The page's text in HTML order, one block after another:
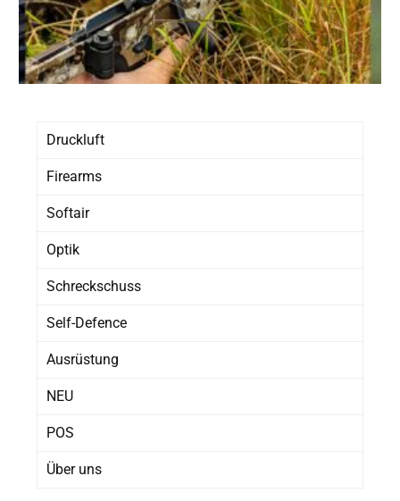
Druckluft
Firearms
Softair
Optik
Schreckschuss
Self-Defence
Ausrüstung
NEU
POS
Über uns